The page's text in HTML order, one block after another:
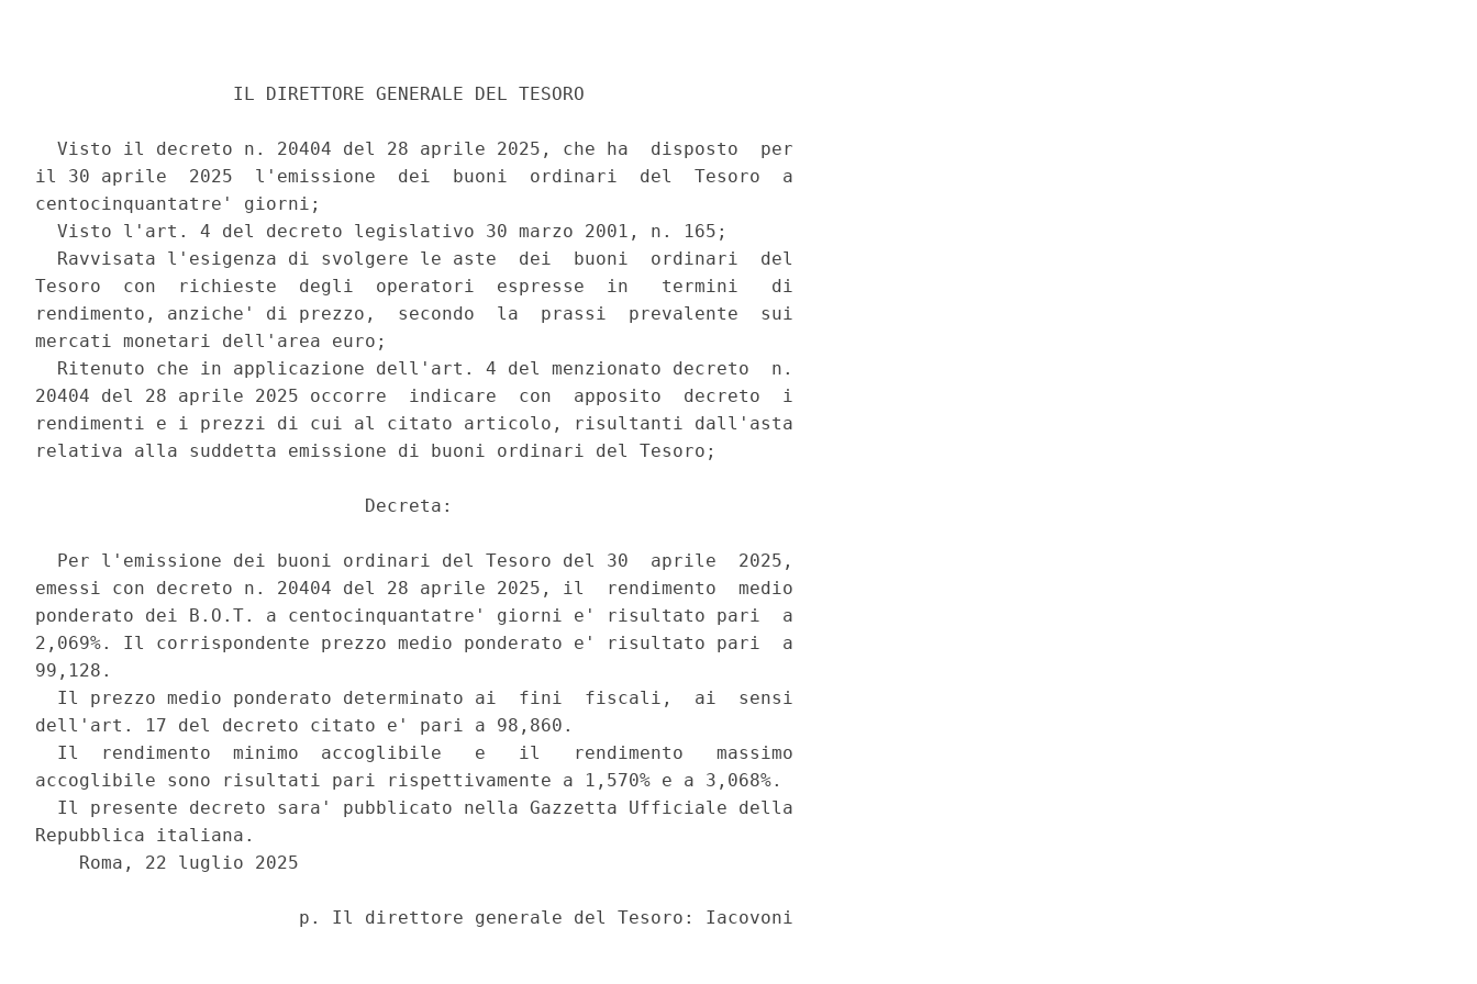
                  IL DIRETTORE GENERALE DEL TESORO
  Visto il decreto n. 20404 del 28 aprile 2025, che ha  disposto  per
il 30 aprile  2025  l'emissione  dei  buoni  ordinari  del  Tesoro  a
centocinquantatre' giorni;
  Visto l'art. 4 del decreto legislativo 30 marzo 2001, n. 165;
  Ravvisata l'esigenza di svolgere le aste  dei  buoni  ordinari  del
Tesoro  con  richieste  degli  operatori  espresse  in   termini   di
rendimento, anziche' di prezzo,  secondo  la  prassi  prevalente  sui
mercati monetari dell'area euro;
  Ritenuto che in applicazione dell'art. 4 del menzionato decreto  n.
20404 del 28 aprile 2025 occorre  indicare  con  apposito  decreto  i
rendimenti e i prezzi di cui al citato articolo, risultanti dall'asta
relativa alla suddetta emissione di buoni ordinari del Tesoro;
                              Decreta:
  Per l'emissione dei buoni ordinari del Tesoro del 30  aprile  2025,
emessi con decreto n. 20404 del 28 aprile 2025, il  rendimento  medio
ponderato dei B.O.T. a centocinquantatre' giorni e' risultato pari  a
2,069%. Il corrispondente prezzo medio ponderato e' risultato pari  a
99,128.
  Il prezzo medio ponderato determinato ai  fini  fiscali,  ai  sensi
dell'art. 17 del decreto citato e' pari a 98,860.
  Il  rendimento  minimo  accoglibile   e   il   rendimento   massimo
accoglibile sono risultati pari rispettivamente a 1,570% e a 3,068%.
  Il presente decreto sara' pubblicato nella Gazzetta Ufficiale della
Repubblica italiana.
    Roma, 22 luglio 2025